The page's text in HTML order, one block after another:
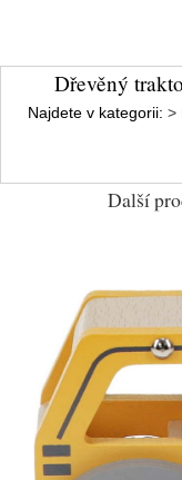
Dřevěný
Najdete v kategorii: >
Další